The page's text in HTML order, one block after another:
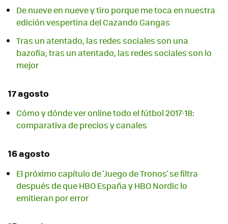
De nueve en nueve y tiro porque me toca en nuestra
edición vespertina del Cazando Gangas
Tras un atentado, las redes sociales son una
bazofia; tras un atentado, las redes sociales son lo
mejor
17 agosto
Cómo y dónde ver online todo el fútbol 2017-18:
comparativa de precios y canales
16 agosto
El próximo capítulo de 'Juego de Tronos' se filtra
después de que HBO España y HBO Nordic lo
emitieran por error